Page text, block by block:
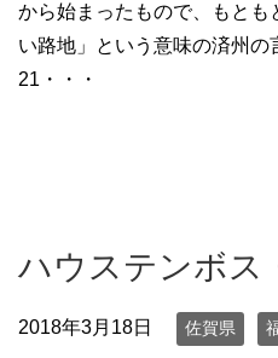
から始まったもので、もと
い路地」という意味の済州
21・・・
ハウステンボス
2018年3月18日 佐賀県